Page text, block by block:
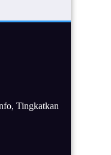
Tingkatkan